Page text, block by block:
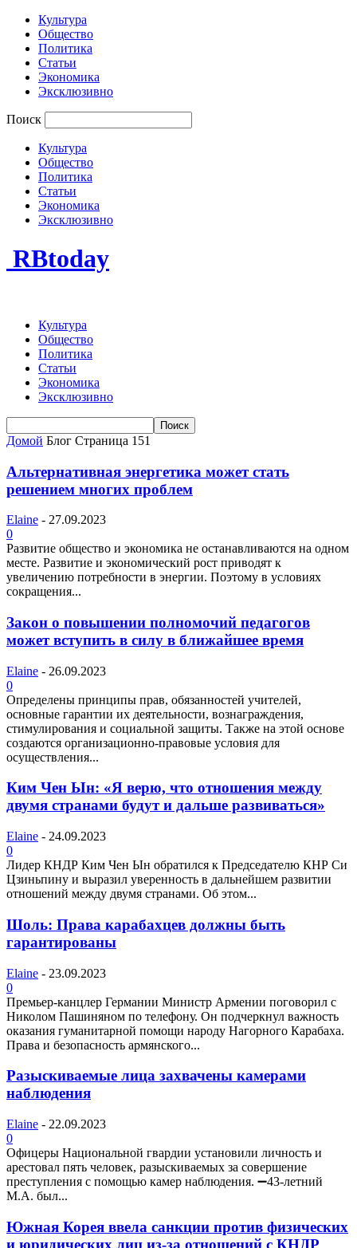
Культура
Общество
Политика
Статьи
Экономика
Эксклюзивно
Поиск
Культура
Общество
Политика
Статьи
Экономика
Эксклюзивно
RBtoday
Культура
Общество
Политика
Статьи
Экономика
Эксклюзивно
Домой Блог Страница 151
Альтернативная энергетика может стать
решением многих проблем
Elaine - 27.09.2023
0
Развитие общество и экономика не останавливаются на одном
месте. Развитие и экономический рост приводят к
увеличению потребности в энергии. Поэтому в условиях
сокращения...
Закон о повышении полномочий педагогов
может вступить в силу в ближайшее время
Elaine - 26.09.2023
0
Определены принципы прав, обязанностей учителей,
основные гарантии их деятельности, вознаграждения,
стимулирования и социальной защиты. Также на этой основе
создаются организационно-правовые условия для
осуществления...
Ким Чен Ын: «Я верю, что отношения между
двумя странами будут и дальше развиваться»
Elaine - 24.09.2023
0
Лидер КНДР Ким Чен Ын обратился к Председателю КНР Си
Цзиньпину и выразил уверенность в дальнейшем развитии
отношений между двумя странами. Об этом...
Шоль: Права карабахцев должны быть
гарантированы
Elaine - 23.09.2023
0
Премьер-канцлер Германии Министр Армении поговорил с
Николом Пашиняном по телефону. Он подчеркнул важность
оказания гуманитарной помощи народу Нагорного Карабаха.
Права и безопасность армянского...
Разыскиваемые лица захвачены камерами
наблюдения
Elaine - 22.09.2023
0
Офицеры Национальной гвардии установили личность и
арестовал пять человек, разыскиваемых за совершение
преступления с помощью камер наблюдения. ➖43-летний
М.А. был...
Южная Корея ввела санкции против физических
и юридических лиц из-за отношений с КНДР